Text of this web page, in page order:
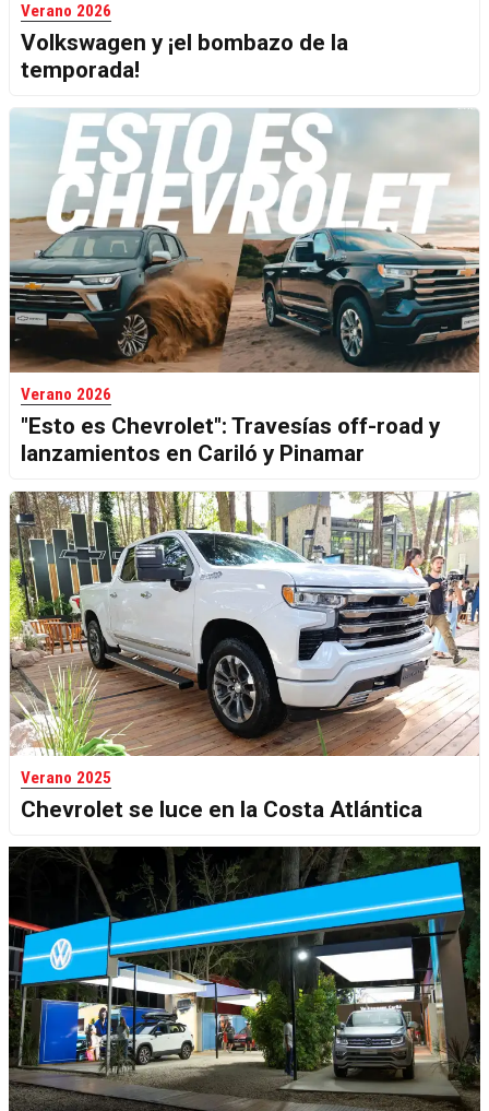
Verano 2026
Volkswagen y ¡el bombazo de la
temporada!
Verano 2026
"Esto es Chevrolet": Travesías off-road y
lanzamientos en Cariló y Pinamar
Verano 2025
Chevrolet se luce en la Costa Atlántica